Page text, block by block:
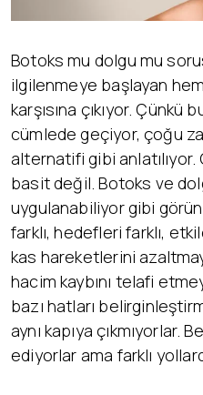
Botoks mu dolgu mu
ilgilenmeye başlayan
karşısına çıkıyor. Çünkü
cümlede geçiyor, çoğu
alternatifi gibi
basit değil. Botoks ve
uygulanabiliyor gibi
farklı, hedefleri farklı,
kas hareketlerini
hacim kaybını telafi
bazı hatları
aynı kapıya çıkmıyorlar.
ediyorlar ama farklı